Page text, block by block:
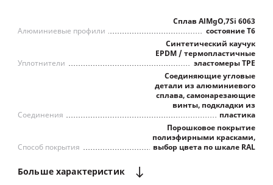
Сплав AlMgO,7Si 6063
состояние Т6
Алюминиевые профили
Синтетический каучук
EPDM / термопластичные
эластомеры TPE
Уплотнители
Соединяющие угловые
детали из алюминиевого
сплава, самонарезающие
винты, подкладки из
пластика
Соединения
Порошковое покрытие
полиэфирными красками,
выбор цвета по шкале RAL
Способ покрытия
Большехарактеристик